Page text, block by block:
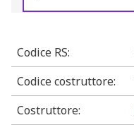
Codice RS:
Codice costruttore:
Costruttore: